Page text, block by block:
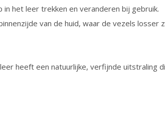
het leer trekken en veranderen bij gebruik.
van de huid, waar de vezels
heeft een natuurlijke, verfijnde